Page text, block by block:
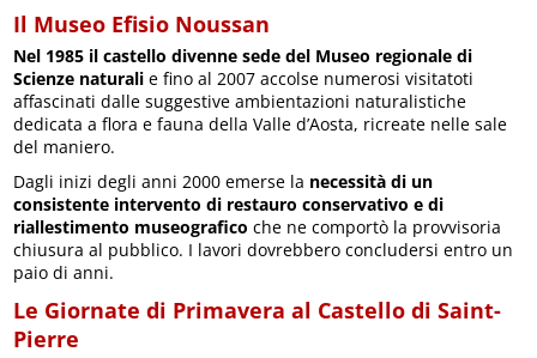
Il Museo Efisio Noussan
Nel 1985 il castello divenne sede del Museo regionale di
Scienze naturali e fino al 2007 accolse numerosi visitatoti
affascinati dalle suggestive ambientazioni naturalistiche
dedicata a flora e fauna della Valle d’Aosta, ricreate nelle sale
del maniero.
Dagli inizi degli anni 2000 emerse la necessità di un
consistente intervento di restauro conservativo e di
riallestimento museografico che ne comportò la provvisoria
chiusura al pubblico. I lavori dovrebbero concludersi entro un
paio di anni.
Le Giornate di Primavera al Castello di Saint-
Pierre